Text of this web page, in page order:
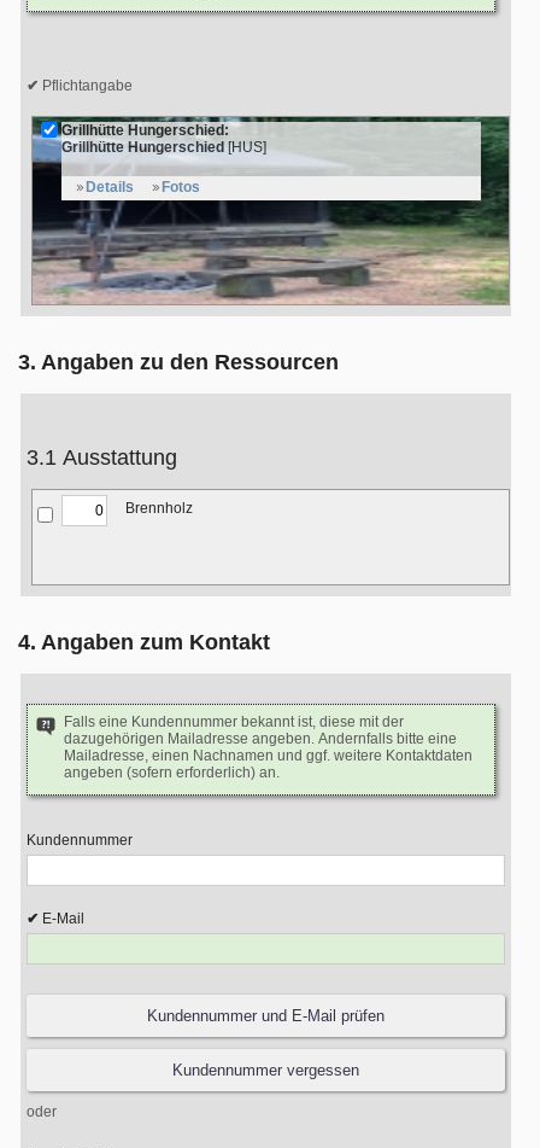
Pflichtangabe
Grillhütte Hungerschied:
Grillhütte Hungerschied [HUS]
Details Fotos
3. Angaben zu den Ressourcen
3.1 Ausstattung
Brennholz
4. Angaben zum Kontakt
Falls eine Kundennummer bekannt ist, diese mit der
dazugehörigen Mailadresse angeben. Andernfalls bitte eine
Mailadresse, einen Nachnamen und ggf. weitere Kontaktdaten
angeben (sofern erforderlich) an.
Kundennummer
E-Mail
oder